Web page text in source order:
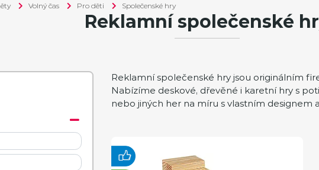
Volný čas Pro děti Společenské hry
Reklamní společenské
Reklamní společenské hry jsou originálním
Nabízíme deskové, dřevěné i karetní hry s
nebo jiných her na míru s vlastním designem